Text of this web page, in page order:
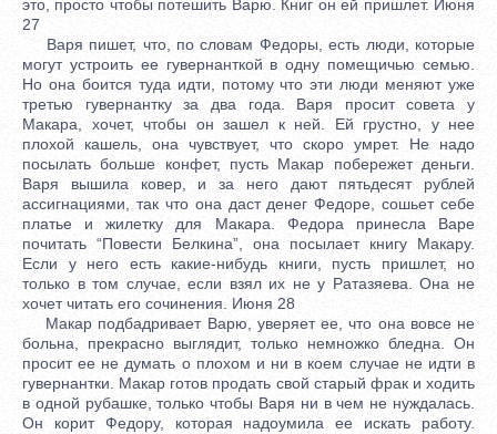
это, просто чтобы потешить Варю. Книг он ей пришлет. Июня
27
Варя пишет, что, по словам Федоры, есть люди, которые
могут устроить ее гувернанткой в одну помещичью семью.
Но она боится туда идти, потому что эти люди меняют уже
третью гувернантку за два года. Варя просит совета у
Макара, хочет, чтобы он зашел к ней. Ей грустно, у нее
плохой кашель, она чувствует, что скоро умрет. Не надо
посылать больше конфет, пусть Макар побережет деньги.
Варя вышила ковер, и за него дают пятьдесят рублей
ассигнациями, так что она даст денег Федоре, сошьет себе
платье и жилетку для Макара. Федора принесла Варе
почитать “Повести Белкина”, она посылает книгу Макару.
Если у него есть какие-нибудь книги, пусть пришлет, но
только в том случае, если взял их не у Ратазяева. Она не
хочет читать его сочинения. Июня 28
Макар подбадривает Варю, уверяет ее, что она вовсе не
больна, прекрасно выглядит, только немножко бледна. Он
просит ее не думать о плохом и ни в коем случае не идти в
гувернантки. Макар готов продать свой старый фрак и ходить
в одной рубашке, только чтобы Варя ни в чем не нуждалась.
Он корит Федору, которая надоумила ее искать работу.